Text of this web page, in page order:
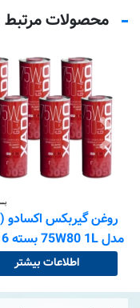
محصولات مرتبط
روغن گیربکس اکسادو
مدل 75W80 1L بسته 6 عددی
اطلاعات بیشتر